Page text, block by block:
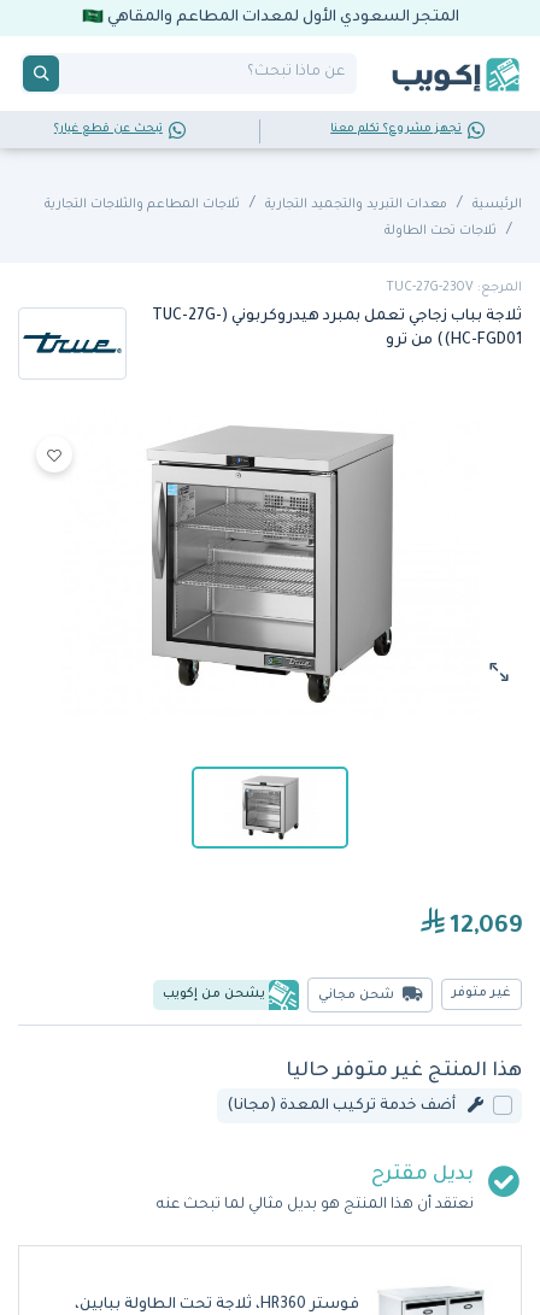
المتجر السعودي الأول لمعدات المطاعم والمقاهي
تجهز مشروع؟ تكلم معنا تبحث عن قطع غيار؟
الرئيسية معدات التبريد والتجميد التجارية
ثلاجات المطاعم والثلاجات التجارية
ثلاجات تحت الطاولة
المرجع: TUC-27G-230V
ثلاجة بباب زجاجي تعمل بمبرد هيدروكربوني (TUC-27G-
HC-FGD01)) من ترو
12,069
غير متوفر شحن مجاني يشحن من إكويب
هذا المنتج غير متوفر حاليا
أضف خدمة تركيب المعدة (مجانا)
بديل مقترح
نعتقد أن هذا المنتج هو بديل مثالي لما تبحث عنه
فوستر HR360، ثلاجة تحت الطاولة ببابين،